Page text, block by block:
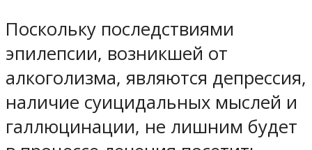
Поскольку последствиями
эпилепсии, возникшей от
алкоголизма, являются депрессия,
наличие суицидальных мыслей и
галлюцинации, не лишним будет